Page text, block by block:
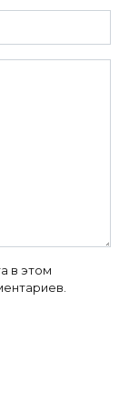
в этом